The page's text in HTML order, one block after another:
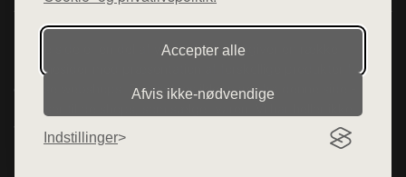
Accepter alle
Afvis ikke‑nødvendige
Indstillinger
Denne side er en del af want.dk, der udgiver en række
hjemmesider med præsentation af forskellige produkter fra
diverse webshops. Der sælges ikke varer fra denne side - vi
varerne på lager.